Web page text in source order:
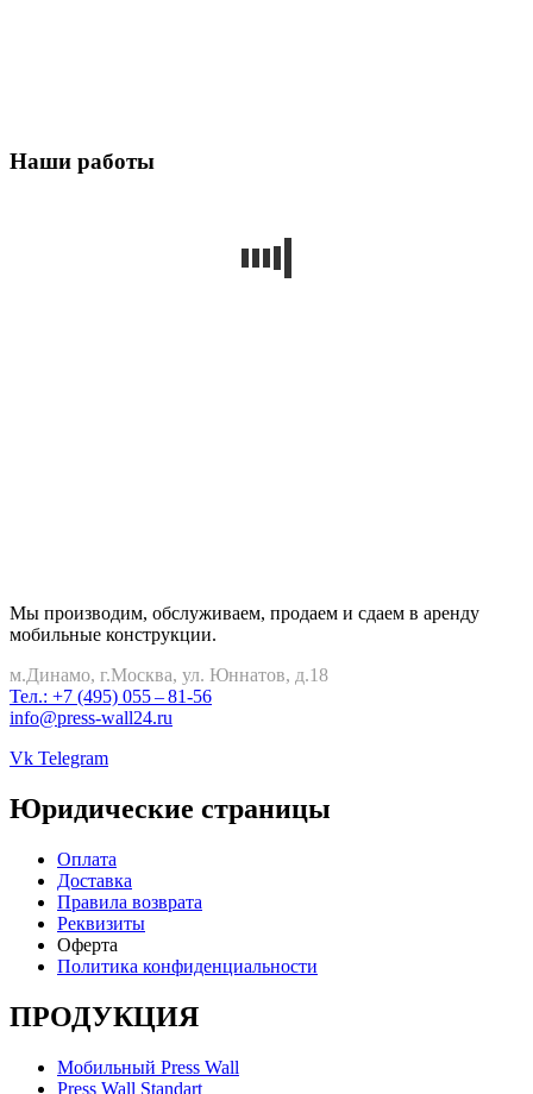
Наши работы
Мы производим, обслуживаем, продаем и сдаем в аренду
мобильные конструкции.
м.Динамо, г.Москва, ул. Юннатов, д.18
Тел.: +7 (495) 055 – 81-56
info@press-wall24.ru
Vk Telegram
Юридические страницы
Оплата
Доставка
Правила возврата
Реквизиты
Оферта
Политика конфиденциальности
ПРОДУКЦИЯ
Мобильный Press Wall
Press Wall Standart